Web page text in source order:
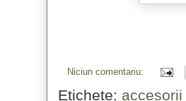
Niciun comentariu:
Etichete: